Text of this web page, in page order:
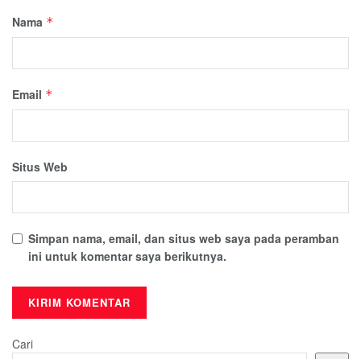
Nama *
Email *
Situs Web
Simpan nama, email, dan situs web saya pada peramban
ini untuk komentar saya berikutnya.
Cari